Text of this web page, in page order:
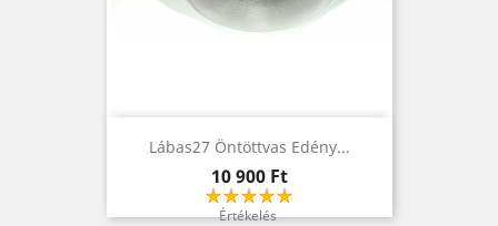
Lábas27 Öntöttvas Edény...
Ár
10 900 Ft
Értékelés